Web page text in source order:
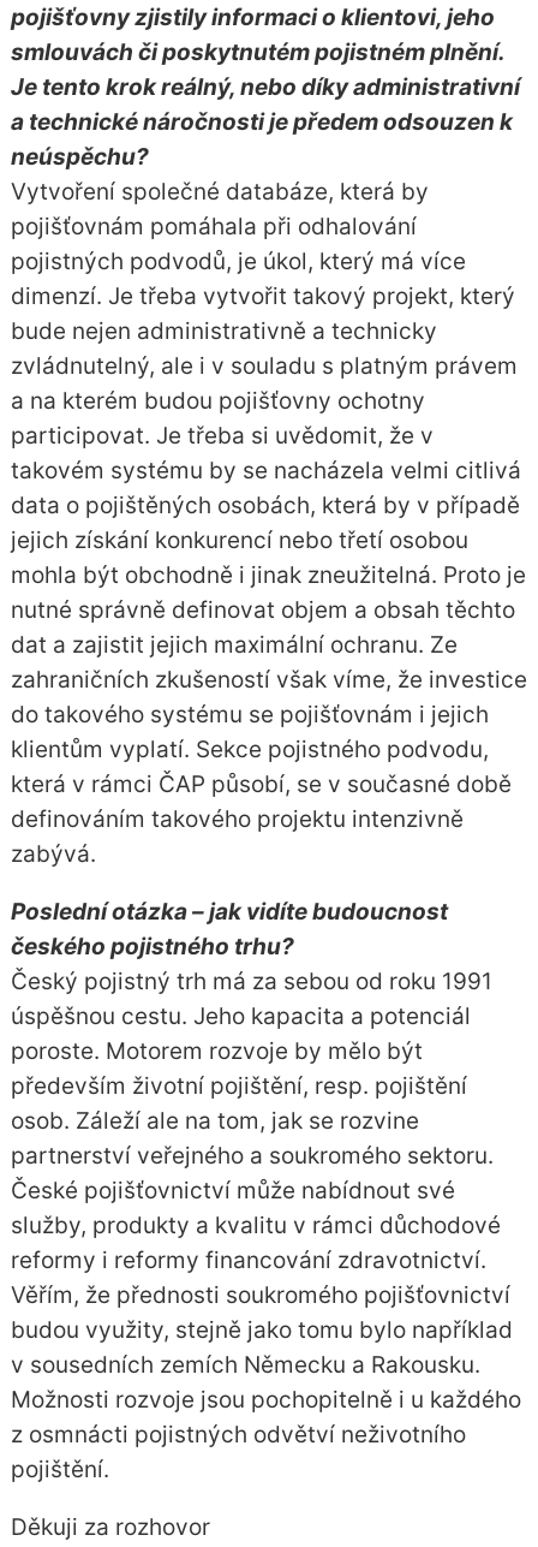
pojišťovny zjistily informaci o klientovi, jeho
smlouvách či poskytnutém pojistném plnění.
Je tento krok reálný, nebo díky administrativní
a technické náročnosti je předem odsouzen k
neúspěchu?
Vytvoření společné databáze, která by
pojišťovnám pomáhala při odhalování
pojistných podvodů, je úkol, který má více
dimenzí. Je třeba vytvořit takový projekt, který
bude nejen administrativně a technicky
zvládnutelný, ale i v souladu s platným právem
a na kterém budou pojišťovny ochotny
participovat. Je třeba si uvědomit, že v
takovém systému by se nacházela velmi citlivá
data o pojištěných osobách, která by v případě
jejich získání konkurencí nebo třetí osobou
mohla být obchodně i jinak zneužitelná. Proto je
nutné správně definovat objem a obsah těchto
dat a zajistit jejich maximální ochranu. Ze
zahraničních zkušeností však víme, že investice
do takového systému se pojišťovnám i jejich
klientům vyplatí. Sekce pojistného podvodu,
která v rámci ČAP působí, se v současné době
definováním takového projektu intenzivně
zabývá.
Poslední otázka – jak vidíte budoucnost
českého pojistného trhu?
Český pojistný trh má za sebou od roku 1991
úspěšnou cestu. Jeho kapacita a potenciál
poroste. Motorem rozvoje by mělo být
především životní pojištění, resp. pojištění
osob. Záleží ale na tom, jak se rozvine
partnerství veřejného a soukromého sektoru.
České pojišťovnictví může nabídnout své
služby, produkty a kvalitu v rámci důchodové
reformy i reformy financování zdravotnictví.
Věřím, že přednosti soukromého pojišťovnictví
budou využity, stejně jako tomu bylo například
v sousedních zemích Německu a Rakousku.
Možnosti rozvoje jsou pochopitelně i u každého
z osmnácti pojistných odvětví neživotního
pojištění.
Děkuji za rozhovor